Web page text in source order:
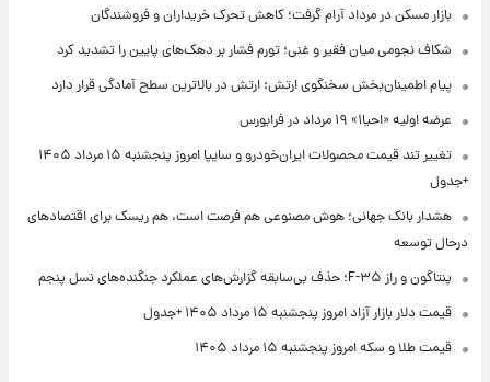
بازار مسکن در مرداد آرام گرفت؛ کاهش تحرک خریداران و فروشندگان
شکاف نجومی میان فقیر و غنی؛ تورم فشار بر دهک‌های پایین را تشدید کرد
پیام اطمینان‌بخش سخنگوی ارتش: ارتش در بالاترین سطح آمادگی قرار دارد
عرضه اولیه «احیا۱» ۱۹ مرداد در فرابورس
تغییر تند قیمت محصولات ایران‌خودرو و سایپا امروز پنجشنبه ۱۵ مرداد ۱۴۰۵
+جدول
هشدار بانک جهانی؛ هوش مصنوعی هم فرصت است، هم ریسک برای اقتصادهای
درحال توسعه
پنتاگون و راز F-۳۵؛ حذف بی‌سابقه گزارش‌های عملکرد جنگنده‌های نسل پنجم
قیمت دلار بازار آزاد امروز پنجشنبه ۱۵ مرداد ۱۴۰۵ +جدول
قیمت طلا و سکه امروز پنجشنبه ۱۵ مرداد ۱۴۰۵